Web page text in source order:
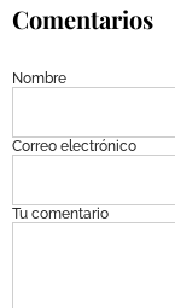
Comentarios
Nombre
Correo electrónico
Tu comentario